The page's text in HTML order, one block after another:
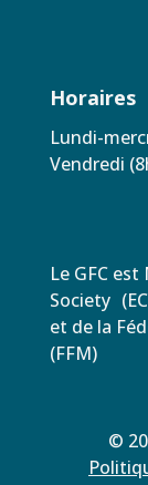
Horaires
Lundi-
Vendredi
Le GFC
Society
et de la
(FFM)
©